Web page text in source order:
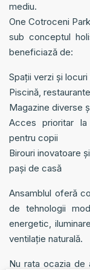
mediu.
One Cotroceni
sub conceptul
beneficiază de:
Spații verzi și
Piscină,
Magazine diverse
Acces prioritar
pentru copii
Birouri inovatoare
pași de casă
Ansamblul oferă
de tehnologii
energetic,
ventilație naturală.
Nu rata ocazia de